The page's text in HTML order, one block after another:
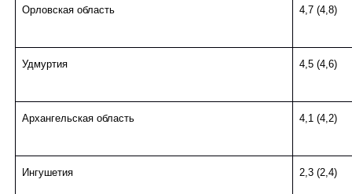
Орловская область 4,7 (4,8)
Удмуртия 4,5 (4,6)
Архангельская область 4,1 (4,2)
Ингушетия 2,3 (2,4)